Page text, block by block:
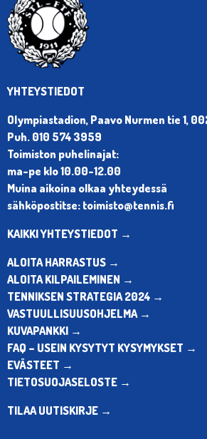
YHTEYSTIEDOT
Olympiastadion, Paavo Nurmen tie 1,
Puh. 010 574 3959
Toimiston puhelinajat:
ma-pe klo 10.00-12.00
Muina aikoina olkaa yhteydessä
sähköpostitse: toimisto@tennis.fi
KAIKKI YHTEYSTIEDOT →
ALOITA HARRASTUS →
ALOITA KILPAILEMINEN →
TENNIKSEN STRATEGIA 2024 →
VASTUULLISUUSOHJELMA →
KUVAPANKKI →
FAQ – USEIN KYSYTYT KYSYMYKSET →
EVÄSTEET →
TIETOSUOJASELOSTE →
TILAA UUTISKIRJE →